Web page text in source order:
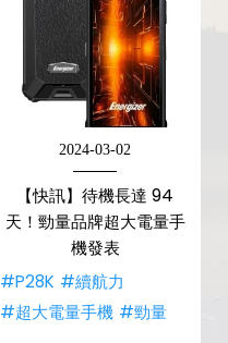
2024-03-02
【快訊】待機長達 94
天！勁量品牌超大電量手
機發表
#P28K #續航力
#超大電量手機 #勁量